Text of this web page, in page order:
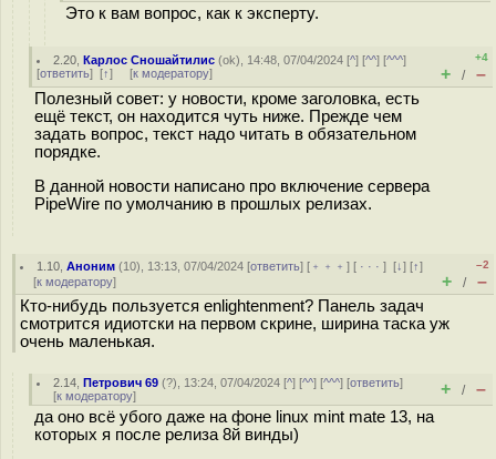
Это к вам вопрос, как к эксперту.
2.20 ,Карлос Сношайтилис (ok), 14:48, 07/04/2024 [^] [^^] [^^^]
[ответить] [↑] [к модератору]
+4
+ / –
Полезный совет: у новости, кроме заголовка, есть
ещё текст, он находится чуть ниже. Прежде чем
задать вопрос, текст надо читать в обязательном
порядке.
В данной новости написано про включение сервера
PipeWire по умолчанию в прошлых релизах.
1.10 ,Аноним (10), 13:13, 07/04/2024 [ответить] [ ﹢﹢﹢] [ · · ·][↓] [↑]
[к модератору]
–2
+ / –
Кто-нибудь пользуется enlightenment? Панель задач
смотрится идиотски на первом скрине, ширина таска уж
очень маленькая.
2.14 ,Петрович 69 (?), 13:24, 07/04/2024 [^] [^^] [^^^] [ответить]
[к модератору] + / –
да оно всё убого даже на фоне linux mint mate 13, на
которых я после релиза 8й винды)